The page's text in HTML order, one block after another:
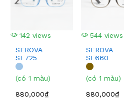
142 views
SEROVA
SF725
(có 1 màu)
880,000₫
544 views
SEROVA
SF660
(có 1 màu)
880,000₫